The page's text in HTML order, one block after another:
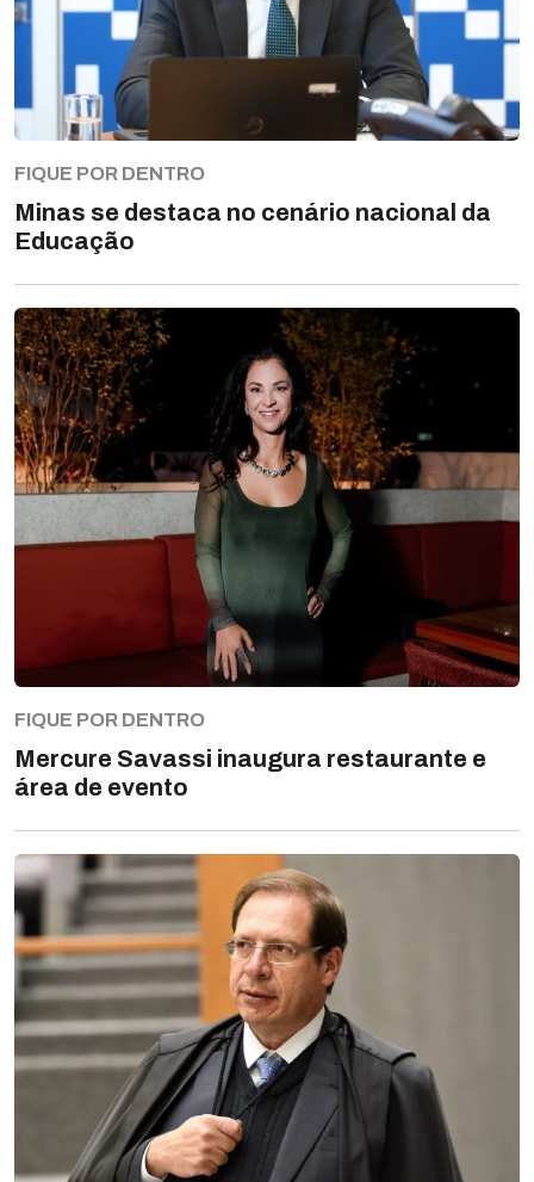
FIQUE POR DENTRO
Minas se destaca no cenário nacional da
Educação
FIQUE POR DENTRO
Mercure Savassi inaugura restaurante e
área de evento